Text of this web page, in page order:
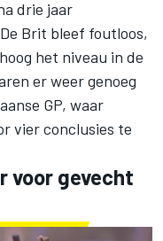
drie jaar
Brit bleef foutloos,
het niveau in de
er weer genoeg
GP, waar
vier conclusies te
voor gevecht